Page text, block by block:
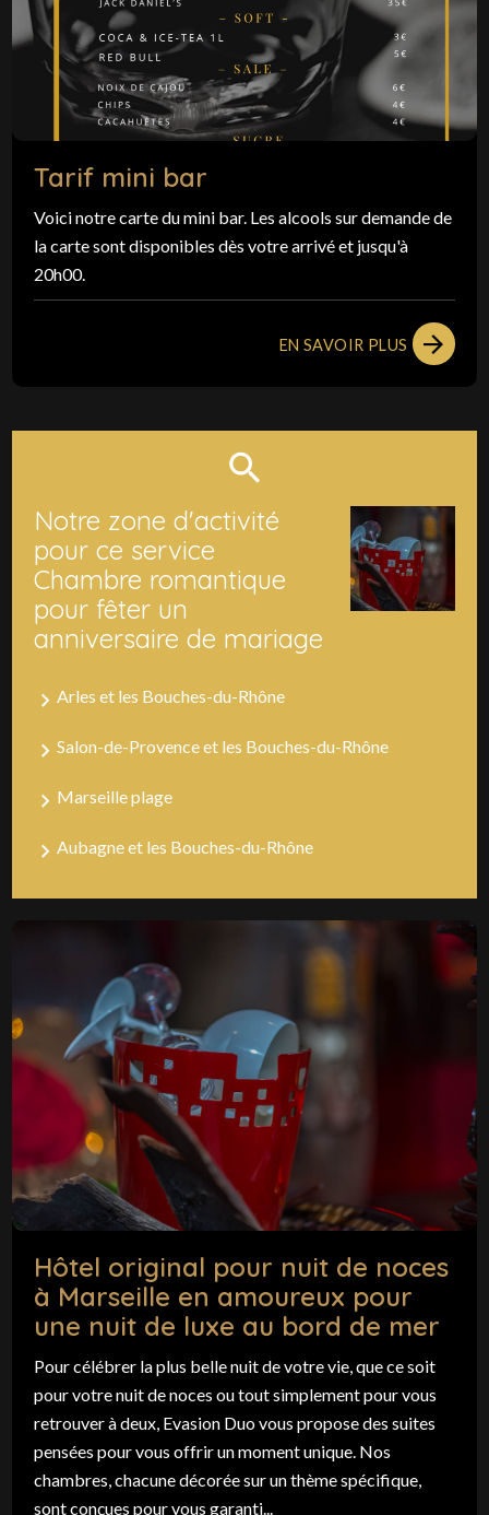
Tarif mini bar
Voici notre carte du mini bar. Les alcools sur demande de
la carte sont disponibles dès votre arrivé et jusqu'à
20h00.
EN SAVOIR PLUS
Notre zone d'activité
pour ce service
Chambre romantique
pour fêter un
anniversaire de mariage
Arles et les Bouches-du-Rhône
Salon-de-Provence et les Bouches-du-Rhône
Marseille plage
Aubagne et les Bouches-du-Rhône
Hôtel original pour nuit de noces
à Marseille en amoureux pour
une nuit de luxe au bord de mer
Pour célébrer la plus belle nuit de votre vie, que ce soit
pour votre nuit de noces ou tout simplement pour vous
retrouver à deux, Evasion Duo vous propose des suites
pensées pour vous offrir un moment unique. Nos
chambres, chacune décorée sur un thème spécifique,
sont conçues pour vous garanti...